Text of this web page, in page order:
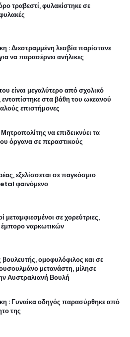
τραβεστί, φυλακίστηκε σε
: Διεστραμμένη λεσβία παρίστανε
να παρασέρνει ανήλικες
είναι μεγαλύτερο από σχολικό
στα βάθη του ωκεανού
επιστήμονες
να επιδεικνύει τα
όργανα σε περαστικούς
εξελίσσεται σε παγκόσμιο
φαινόμενο
μεταμφιεσμένοι σε χορεύτριες,
ναρκωτικών
βουλευτής, ομοφυλόφιλος και σε
μετανάστη, μίλησε
Αυστραλιανή Βουλή
: Γυναίκα οδηγός παρασύρθηκε από
της